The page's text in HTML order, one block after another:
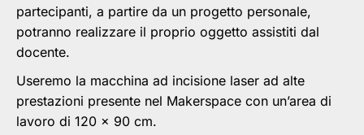
partecipanti, a partire da un progetto personale,
potranno realizzare il proprio oggetto assistiti dal
docente.
Useremo la macchina ad incisione laser ad alte
prestazioni presente nel Makerspace con un’area di
lavoro di 120 x 90 cm.